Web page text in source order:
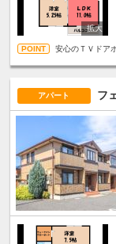
安心のＴＶドア
アパート フ